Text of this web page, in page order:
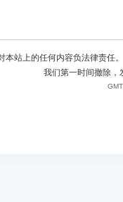
站上的任何内容负法律责任
我们第一时间撤除，